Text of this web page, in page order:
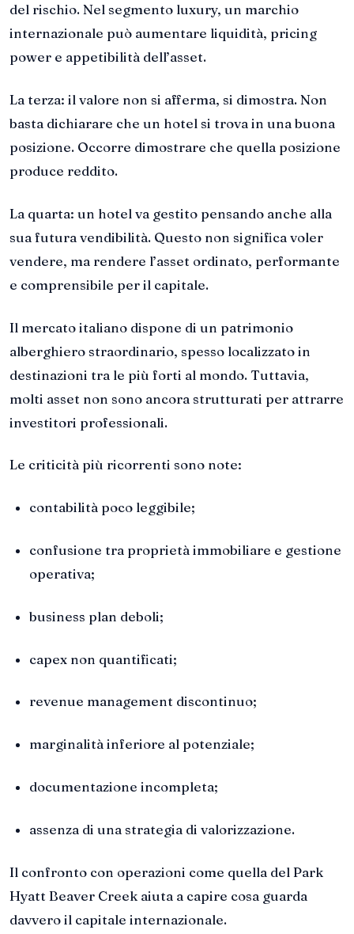
del rischio. Nel segmento luxury, un marchio
internazionale può aumentare liquidità, pricing
power e appetibilità dell’asset.
La terza: il valore non si afferma, si dimostra. Non
basta dichiarare che un hotel si trova in una buona
posizione. Occorre dimostrare che quella posizione
produce reddito.
La quarta: un hotel va gestito pensando anche alla
sua futura vendibilità. Questo non significa voler
vendere, ma rendere l’asset ordinato, performante
e comprensibile per il capitale.
Il mercato italiano dispone di un patrimonio
alberghiero straordinario, spesso localizzato in
destinazioni tra le più forti al mondo. Tuttavia,
molti asset non sono ancora strutturati per attrarre
investitori professionali.
Le criticità più ricorrenti sono note:
contabilità poco leggibile;
confusione tra proprietà immobiliare e gestione
operativa;
business plan deboli;
capex non quantificati;
revenue management discontinuo;
marginalità inferiore al potenziale;
documentazione incompleta;
assenza di una strategia di valorizzazione.
Il confronto con operazioni come quella del Park
Hyatt Beaver Creek aiuta a capire cosa guarda
davvero il capitale internazionale.